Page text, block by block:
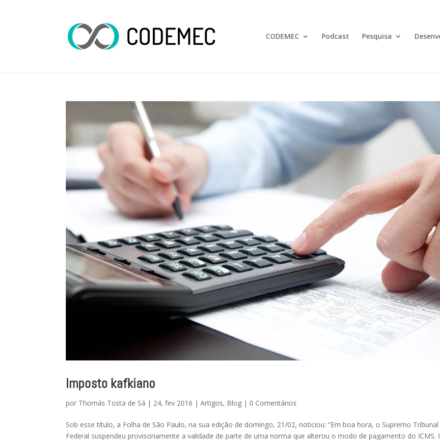
CODEMEC Podcast Pesquisa
Imposto kafkiano
por Thomás Tosta de Sá | 24, fev 2016 |Artigos, Blog | 0 Comentários
Sob esse título, a Folha de São Paulo, na sua edição de domingo, 21/02, noticiou: “Em boa hora, o Supremo Tribunal
Federal suspendeu provisoriamente a validade de parte de uma norma que alterou o modo de pagamento do ICMS.